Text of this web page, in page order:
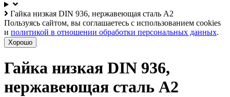
Гайка низкая DIN 936, нержавеющая сталь А2
Пользуясь сайтом, вы соглашаетесь с использованием cookies
и политикой в отношении обработки персональных данных.
Хорошо
Гайка низкая DIN 936,
нержавеющая сталь А2